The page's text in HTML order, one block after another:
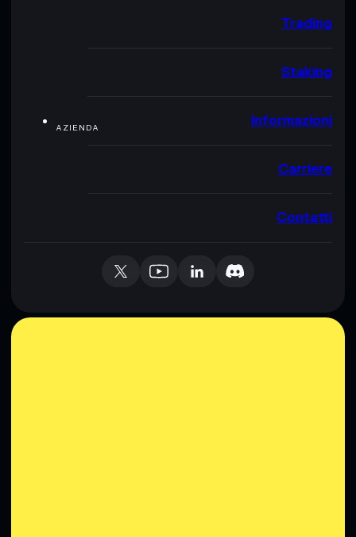
Trading
Staking
AZIENDA Informazioni
Carriere
Contatti